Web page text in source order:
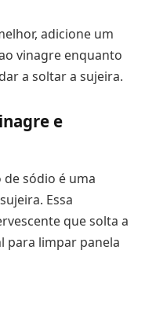
adicione um
vinagre enquanto
a soltar a sujeira.
e
sódio é uma
Essa
que solta a
para limpar panela